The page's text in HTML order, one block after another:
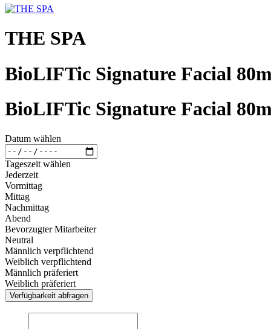
THE SPA
BioLIFTic Signature Facial
BioLIFTic Signature Facial
Datum wählen
Tageszeit wählen
Jederzeit
Vormittag
Mittag
Nachmittag
Abend
Bevorzugter Mitarbeiter
Neutral
Männlich verpflichtend
Weiblich verpflichtend
Männlich präferiert
Weiblich präferiert
Verfügbarkeit abfragen